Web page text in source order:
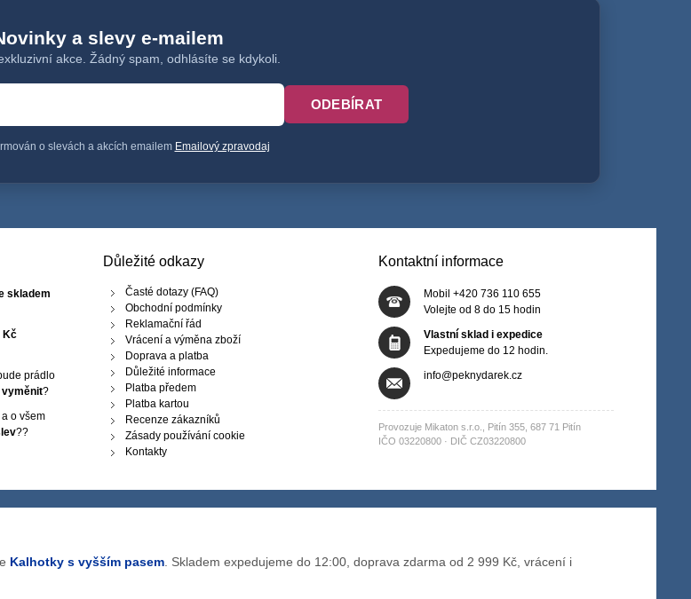
a slevy e-mailem
akce. Žádný spam, odhlásíte se kdykoli.
ODEBÍRAT
o slevách a akcích emailem Emailový zpravodaj
skladem
Kč
prádlo
vyměnit?
o všem
??
Důležité odkazy
Časté dotazy (FAQ)
Obchodní podmínky
Reklamační řád
Vrácení a výměna zboží
Doprava a platba
Důležité informace
Platba předem
Platba kartou
Recenze zákazníků
Zásady používání cookie
Kontakty
Kontaktní informace
Mobil +420 736 110 655
Volejte od 8 do 15 hodin
Vlastní sklad i expedice
Expedujeme do 12 hodin.
info@peknydarek.cz
Provozuje Mikaton s.r.o., Pitín 355, 687 71 Pitín
IČO 03220800 · DIČ CZ03220800
Kalhotky s vyšším pasem. Skladem expedujeme do 12:00, doprava zdarma od 2 999 Kč, vrácení i